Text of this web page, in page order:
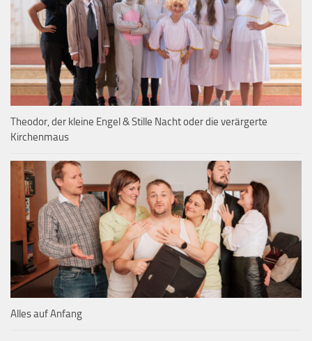
Theodor, der kleine Engel & Stille Nacht oder die verärgerte
Kirchenmaus
Alles auf Anfang